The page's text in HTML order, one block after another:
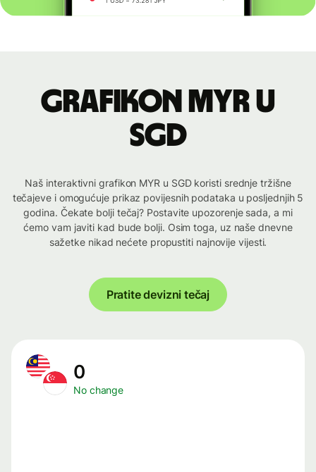
Grafikon MYR u
SGD
Naš interaktivni grafikon MYR u SGD koristi srednje tržišne
tečajeve i omogućuje prikaz povijesnih podataka u posljednjih 5
godina. Čekate bolji tečaj? Postavite upozorenje sada, a mi
ćemo vam javiti kad bude bolji. Osim toga, uz naše dnevne
sažetke nikad nećete propustiti najnovije vijesti.
Pratite devizni tečaj
0
No change